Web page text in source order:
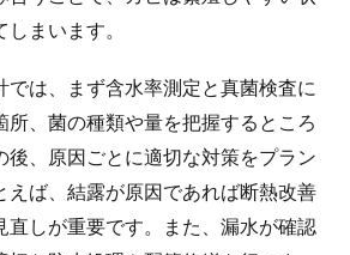
まいます。
では、まず含水率測定と真菌検査に
所、菌の種類や量を把握するところ
後、原因ごとに適切な対策をプラン
えば、結露が原因であれば断熱改善
直しが重要です。また、漏水が確認